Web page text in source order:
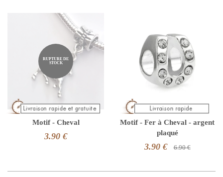
RUPTURE DE
STOCK
Motif - Cheval
3.90 €
Motif - Fer à Cheval - argent
plaqué
3.90 € 6.90 €